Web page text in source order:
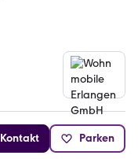
Kontakt Parken